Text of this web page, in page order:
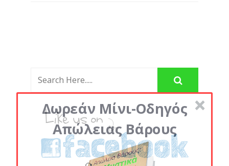
Δωρεάν Μίνι-Οδηγός
Απώλειας Βάρους